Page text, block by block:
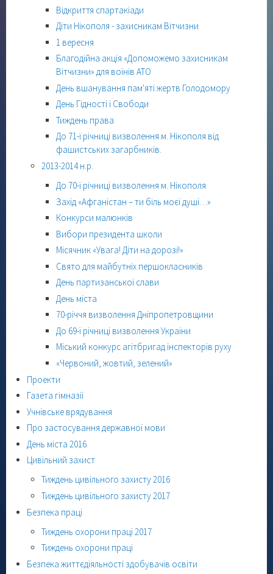
Відкриття спартакіади
Діти Нікополя - захисникам Вітчизни
1 вересня
Благодійна акція «Допоможемо захисникам
Вітчизни» для воїнів АТО
День вшанування пам'яті жертв Голодомору
День Гідності і Свободи
Тиждень права
До 71-ї річниці визволення м. Нікополя від
фашистських загарбників.
2013-2014 н.р.
До 70-ї річниці визволення м. Нікополя
Захід «Афганістан – ти біль моєї душі…»
Конкурси малюнків
Вибори президента школи
Місячник «Увага! Діти на дорозі!»
Свято для майбутніх першокласників
День партизанської слави
День міста
70-річчя визволення Дніпропетровщини
До 69-ї річниці визволення України
Міський конкурс агітбригад інспекторів руху
«Червоний, жовтий, зелений»
Проекти
Газета гімназії
Учнівське врядування
Про застосування державної мови
День міста 2016
Цивільний захист
Тиждень цивільного захисту 2016
Тиждень цивільного захисту 2017
Безпека праці
Тиждень охорони праці 2017
Тиждень охорони праці
Безпека життєдіяльності здобувачів освіти